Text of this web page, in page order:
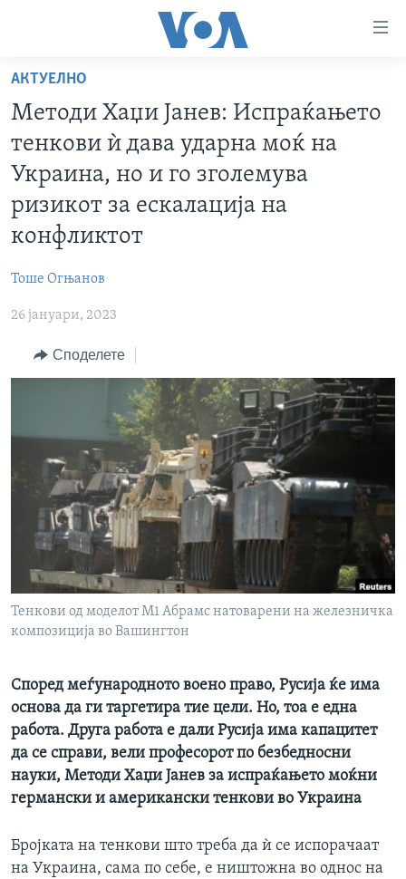
пристапност
Премини
на
главната
содржина
Премини
до
страната
навигација
Пребарувај
РУБРИКИ
СВЕТ
ЗДРАВЈЕ
НАУКА
УМЕТНОСТ И ЗАБАВА
ФОТОГАЛЕРИИ
АРХИВИРАНА ПРОГРАМА
ИЗБОРИ ВО САД 2020 - АРХИВА
Learning English
НАКУСО...
Јазици
АКТУЕЛНО
Методи Хаџи Јанев: Испраќањето
тенкови ѝ дава ударна моќ на
Украина, но и го зголемува
ризикот за ескалација на
конфликтот
Тоше Огњанов
26 јануари, 2023
Споделете
Тенкови од моделот М1 Абрамс натоварени на железничка
композиција во Вашингтон
Според меѓународното воено право, Русија ќе има
основа да ги таргетира тие цели. Но, тоа е една
работа. Друга работа е дали Русија има капацитет
да се справи, вели професорот по безбедносни
науки, Методи Хаџи Јанев за испраќањето моќни
германски и американски тенкови во Украина
Бројката на тенкови што треба да ѝ се испорачаат
на Украина, сама по себе, е ништожна во однос на